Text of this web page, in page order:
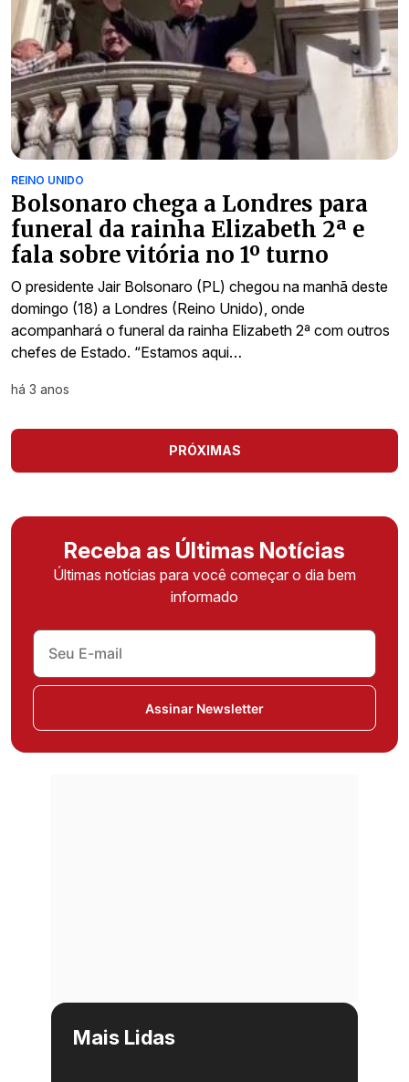
REINO UNIDO
Bolsonaro chega a Londres para
funeral da rainha Elizabeth 2ª e
fala sobre vitória no 1º turno
O presidente Jair Bolsonaro (PL) chegou na manhã deste
domingo (18) a Londres (Reino Unido), onde
acompanhará o funeral da rainha Elizabeth 2ª com outros
chefes de Estado. “Estamos aqui…
há 3 anos
PRÓXIMAS
Receba as Últimas Notícias
Últimas notícias para você começar o dia bem
informado
Assinar Newsletter
Mais Lidas